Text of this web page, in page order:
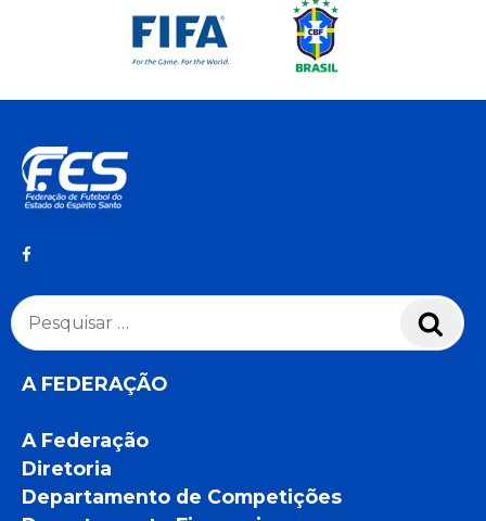
Pesquisar
por:
A FEDERAÇÃO
A Federação
Diretoria
Departamento de Competições